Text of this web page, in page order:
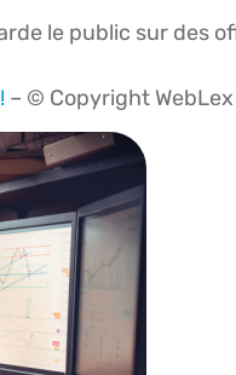
le public sur des
– © Copyright WebLex